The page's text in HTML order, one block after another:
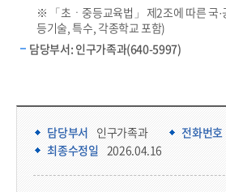
※ 「초ㆍ중등교육법」 제2조에 따른 국·
등기술, 특수, 각종학교 포함)
담당부서: 인구가족과(640-5997)
담당부서 정보 & 컨텐츠 만족도 조사
담당부서 인구가족과 전화번호
최종수정일 2026.04.16